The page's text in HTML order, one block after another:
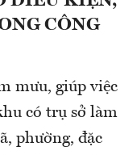
CÔNG
mưu, giúp việc
có trụ sở làm
phường, đặc